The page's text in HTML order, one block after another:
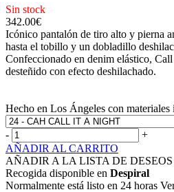
Sin stock
342.00€
Icónico pantalón de tiro alto y pierna
hasta el tobillo y un dobladillo
Confeccionado en denim elástico,
desteñido con efecto deshilachado.
Hecho en Los Ángeles con materiales
-
+
AÑADIR AL CARRITO
AÑADIR A LA LISTA DE DESEOS
Recogida disponible en Despiral
Normalmente está listo en 24 horas